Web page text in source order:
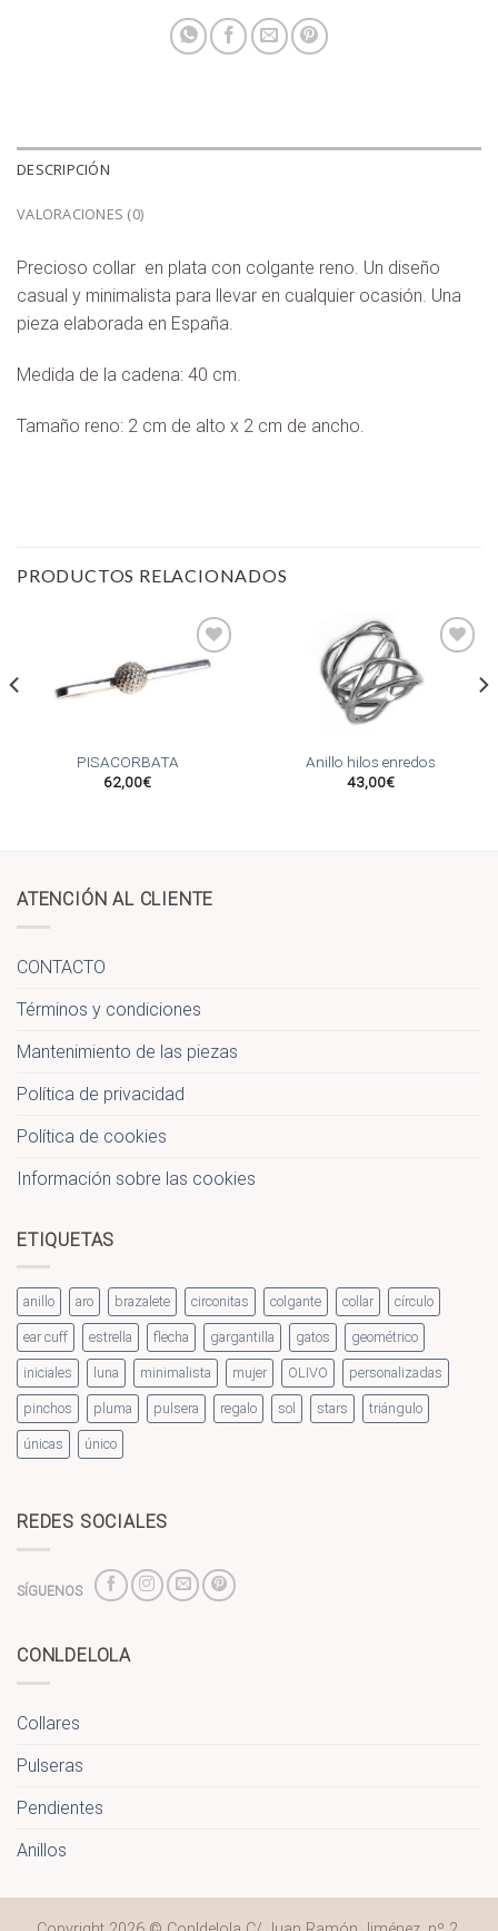
DESCRIPCIÓN
VALORACIONES (0)
Precioso collar en plata con colgante reno. Un diseño
casual y minimalista para llevar en cualquier ocasión. Una
pieza elaborada en España.
Medida de la cadena: 40 cm.
Tamaño reno: 2 cm de alto x 2 cm de ancho.
PRODUCTOS RELACIONADOS
PISACORBATA
62,00€
deseos
Anillo hilos enredos
43,00€
ATENCIÓN AL CLIENTE
CONTACTO
Términos y condiciones
Mantenimiento de las piezas
Política de privacidad
Política de cookies
Información sobre las cookies
ETIQUETAS
anillo aro brazalete circonitas colgante collar círculo
ear cuff estrella flecha gargantilla gatos geométrico
iniciales luna minimalista mujer OLIVO personalizadas
pinchos pluma pulsera regalo sol stars triángulo
únicas único
REDES SOCIALES
SÍGUENOS
CONLDELOLA
Collares
Pulseras
Pendientes
Anillos